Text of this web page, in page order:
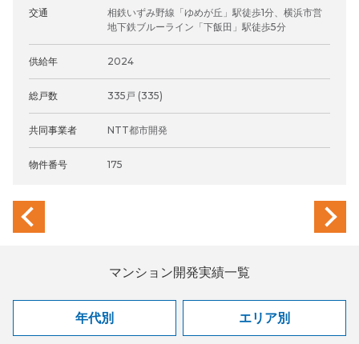
交通
相鉄いずみ野線「ゆめが丘」駅徒歩1分、横浜市営
地下鉄ブルーライン「下飯田」駅徒歩5分
供給年 2024
総戸数 335戸 (335)
共同事業者 NTT都市開発
物件番号 175
マンション開発実績一覧
年代別 エリア別